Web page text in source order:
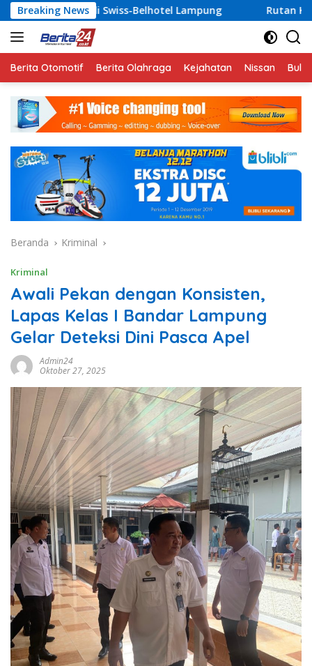
Langsung
ke
konten
Breaking News
Belhotel Lampung Rutan Kelas I Bandar
Berita Otomotif Berita Olahraga Kejahatan Nissan
Beranda Kriminal
Kriminal
Awali Pekan dengan Konsisten,
Lapas Kelas I Bandar Lampung
Gelar Deteksi Dini Pasca Apel
Admin24
Oktober 27, 2025